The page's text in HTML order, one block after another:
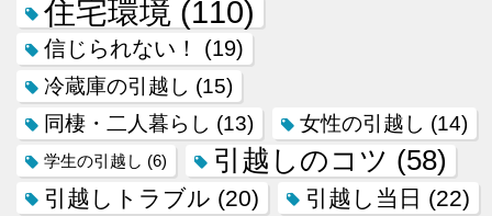
住宅環境 (110)
信じられない！ (19)
冷蔵庫の引越し (15)
同棲・二人暮らし (13) 女性の引越し (14)
学生の引越し (6) 引越しのコツ (58)
引越しトラブル (20) 引越し当日 (22)